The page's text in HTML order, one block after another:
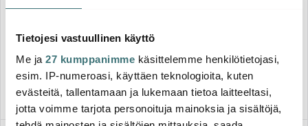
Tietojesi vastuullinen käyttö
Me ja 27 kumppanimme käsittelemme henkilötietojasi,
esim. IP-numeroasi, käyttäen teknologioita, kuten
evästeitä, tallentamaan ja lukemaan tietoa laitteeltasi,
jotta voimme tarjota personoituja mainoksia ja sisältöjä,
Royal Copenhagen
lautanen 25 cm
69.00 €
Saatavilla
54.00 €
Saatavilla